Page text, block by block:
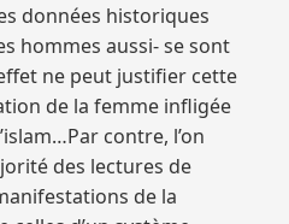
données historiques
hommes aussi- se sont
ne peut justifier cette
de la femme infligée
contre, l’on
des lectures de
de la